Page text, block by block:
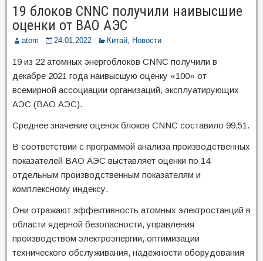
19 блоков CNNC получили наивысшие
оценки от ВАО АЭС
atom 24.01.2022 Китай, Новости
19 из 22 атомных энергоблоков CNNC получили в
декабре 2021 года наивысшую оценку «100» от
всемирной ассоциации организаций, эксплуатирующих
АЭС (ВАО АЭС).
Среднее значение оценок блоков CNNC составило 99,51.
В соответствии с программой анализа производственных
показателей ВАО АЭС выставляет оценки по 14
отдельным производственным показателям и
комплексному индексу.
Они отражают эффективность атомных электростанций в
области ядерной безопасности, управления
производством электроэнергии, оптимизации
технического обслуживания, надёжности оборудования